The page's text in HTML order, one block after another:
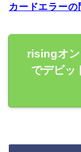
カードエラー
risingオン
でデビッ